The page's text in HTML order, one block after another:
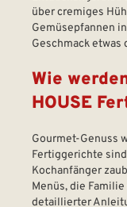
über cremiges
Gemüsepfannen
Geschmack etwas
Wie
HOUSE
Gourmet-Genuss
Fertiggerichte
Kochanfänger
Menüs, die
detaillierter